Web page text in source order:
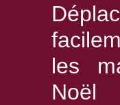
les
Noël